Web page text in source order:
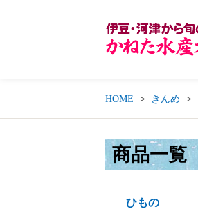
HOME きんめ
商品一覧
ひもの